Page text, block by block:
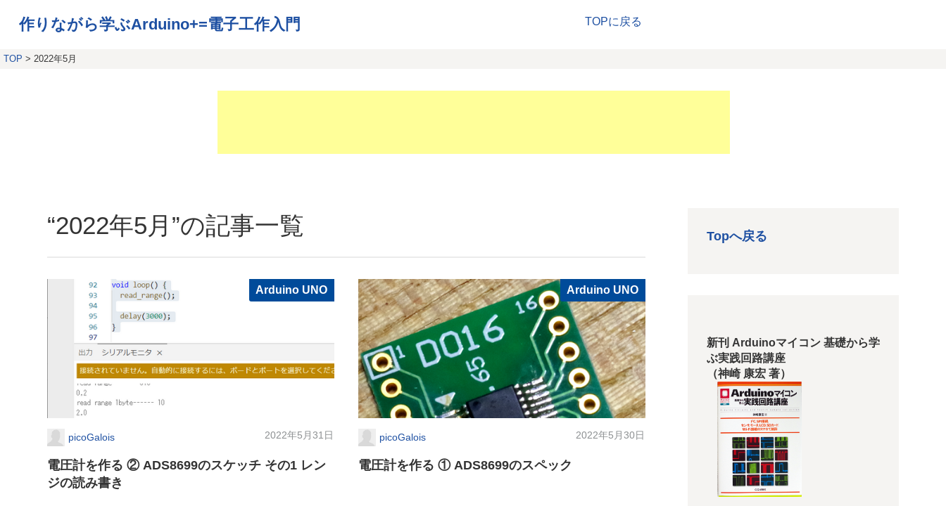
TOPに戻る
作りながら学ぶArduino+=電子工作入門
TOP > 2022年5月
“2022年5月”の記事一覧
Arduino UNO
picoGalois 2022年5月31日
電圧計を作る ② ADS8699のスケッチ その1 レン
ジの読み書き
Arduino UNO
picoGalois 2022年5月30日
電圧計を作る ① ADS8699のスペック
Topへ戻る
新刊 Arduinoマイコン 基礎から学
ぶ実践回路講座
（神崎 康宏 著）